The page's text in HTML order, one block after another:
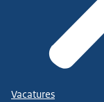
Vacatures